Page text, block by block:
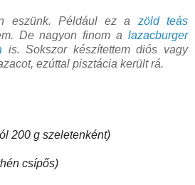
eszünk. Például ez a zöld teás
De nagyon finom a lazacburger
is. Sokszor készítettem diós vagy
ezúttal pisztácia került rá.
200 g szeletenként)
csípős)